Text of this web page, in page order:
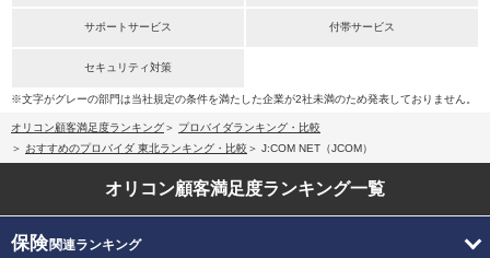
サポートサービス 付帯サービス
セキュリティ対策
※文字がグレーの部門は当社規定の条件を満たした企業が2社未満のため発表しておりません。
オリコン顧客満足度ランキング
プロバイダランキング・比較
おすすめのプロバイダ 東北ランキング・比較
J:COM NET（JCOM）
オリコン顧客満足度ランキング一覧
保険関連ランキング